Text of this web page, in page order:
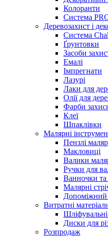
Колоранти
Система
Деревозахист і
Система
Ґрунтовки
Засоби
Емалі
Імпрегнати
Лазурі
Лаки для
Олії для
Фарби
Клеї
Шпаклівки
Малярні
Пензлі
Макловиці
Валики
Ручки для
Ванночки та
Малярні
Допоміжний
Витратні
Шліфувальні
Диски для
Розпродаж